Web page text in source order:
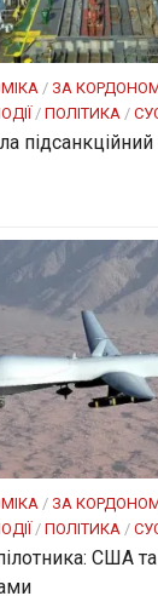
/ ЗА
/ ПОЛІТИКА /
/ ЗА
/ ПОЛІТИКА /
США